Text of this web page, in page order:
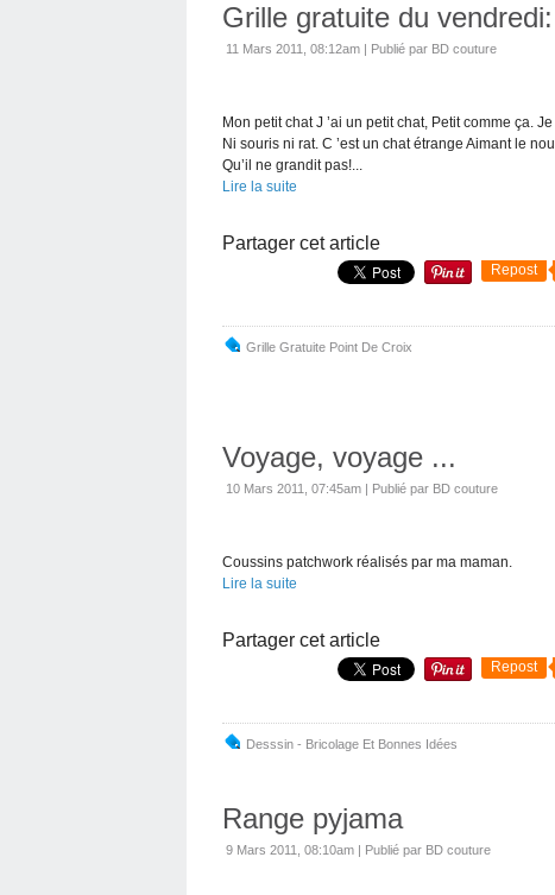
Grille gratuite du
11 Mars 2011, 08:12am | Publié par BD couture
Mon petit chat J ’ai un petit chat, Petit comme ça.
Ni souris ni rat. C ’est un chat étrange Aimant le
Qu’il ne grandit pas!...
Lire la suite
Partager cet article
Repost
Grille Gratuite Point De Croix
Voyage, voyage ...
10 Mars 2011, 07:45am | Publié par BD couture
Coussins patchwork réalisés par ma maman.
Lire la suite
Partager cet article
Repost
Desssin - Bricolage Et Bonnes Idées
Range pyjama
9 Mars 2011, 08:10am | Publié par BD couture